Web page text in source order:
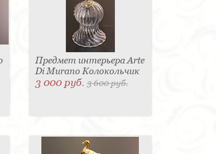
Предмет интерьера Arte
Di Murano Колокольчик
3 000 руб.3 600 руб.